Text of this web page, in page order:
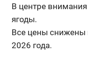
В центре
ягоды.
Все цены снижены
2026 года.